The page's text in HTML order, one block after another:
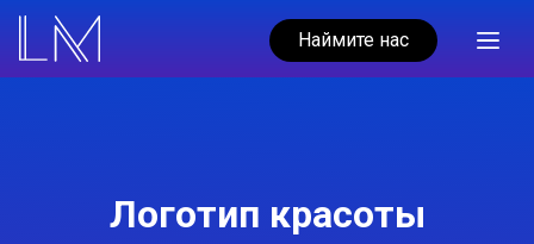
Наймите нас
Логотип красоты